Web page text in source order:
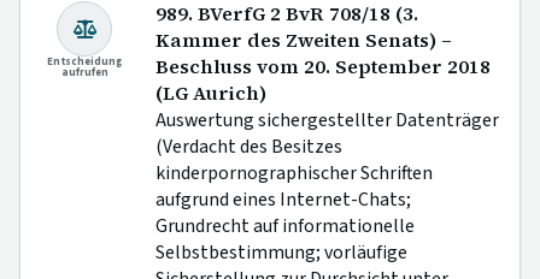
Entscheidung
aufrufen
989. BVerfG 2 BvR 708/18 (3.
Kammer des Zweiten Senats) –
Beschluss vom 20. September 2018
(LG Aurich)
Auswertung sichergestellter Datenträger
(Verdacht des Besitzes
kinderpornographischer Schriften
aufgrund eines Internet-Chats;
Grundrecht auf informationelle
Selbstbestimmung; vorläufige